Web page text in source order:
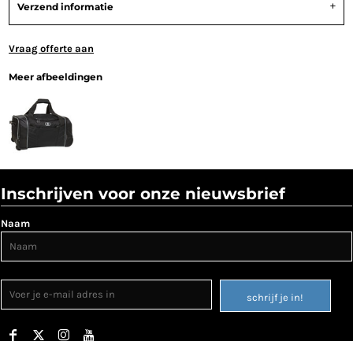
Verzend informatie
Vraag offerte aan
Meer afbeeldingen
Inschrijven voor onze nieuwsbrief
Naam
schrijf je in!